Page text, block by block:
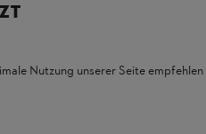
Nutzung unserer Seite empfehlen